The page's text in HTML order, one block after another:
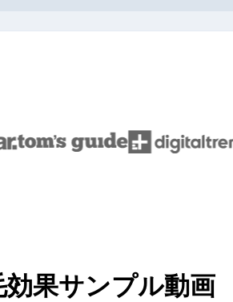
果サンプル動画